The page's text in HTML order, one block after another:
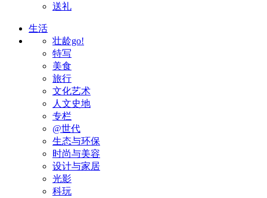
送礼
生活
壮龄go!
特写
美食
旅行
文化艺术
人文史地
专栏
@世代
生态与环保
时尚与美容
设计与家居
光影
科玩